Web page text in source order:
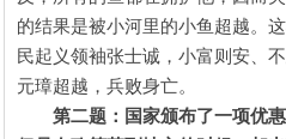
的结果是被小河里的小鱼超越。
民起义领袖张士诚，小富则安、
元璋超越，兵败身亡。
第二题：国家颁布了一项优惠